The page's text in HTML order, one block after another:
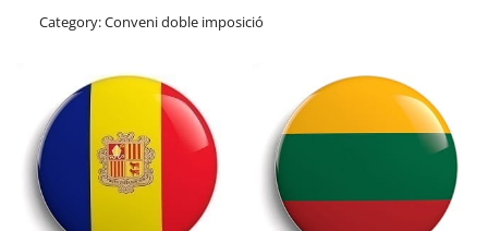
Category:Conveni doble imposició